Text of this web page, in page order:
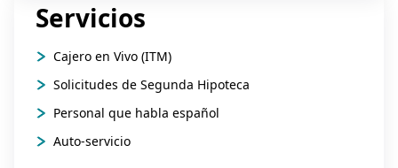
Servicios
Cajero en Vivo (ITM)
Solicitudes de Segunda Hipoteca
Personal que habla español
Auto-servicio